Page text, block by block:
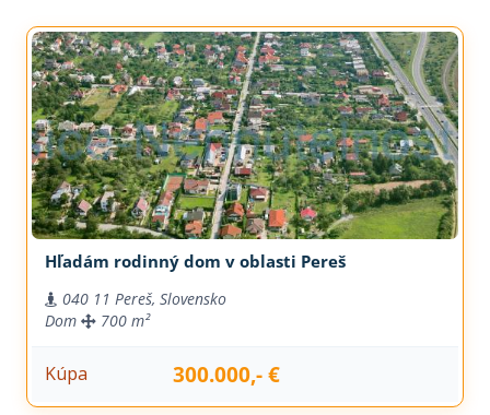
Hľadám rodinný dom v oblasti Pereš
040 11 Pereš, Slovensko
Dom
700 m²
Kúpa 300.000,- €